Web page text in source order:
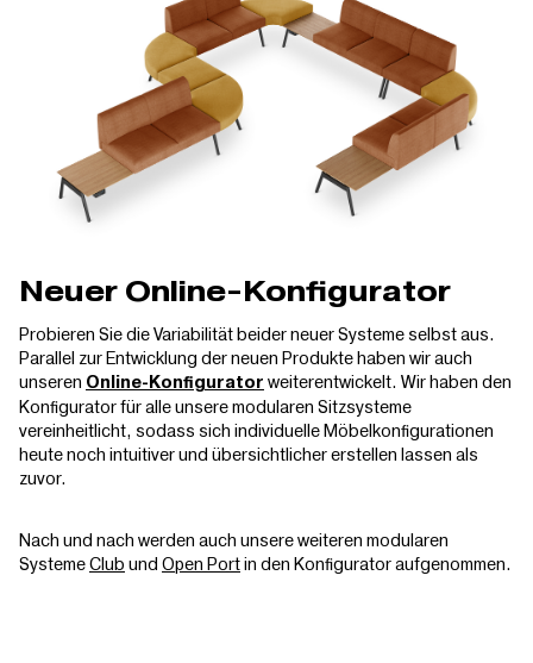
Neuer Online-Konfigurator
Probieren Sie die Variabilität beider neuer Systeme selbst aus.
Parallel zur Entwicklung der neuen Produkte haben wir auch
unseren Online-Konfigurator weiterentwickelt. Wir haben den
Konfigurator für alle unsere modularen Sitzsysteme
vereinheitlicht, sodass sich individuelle Möbelkonfigurationen
heute noch intuitiver und übersichtlicher erstellen lassen als
zuvor.
Nach und nach werden auch unsere weiteren modularen
SystemeClub und Open Portin den Konfigurator aufgenommen.